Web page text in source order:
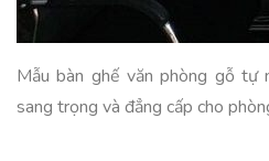
Mẫu bàn ghế văn phòng gỗ tự
sang trọng và đẳng cấp cho